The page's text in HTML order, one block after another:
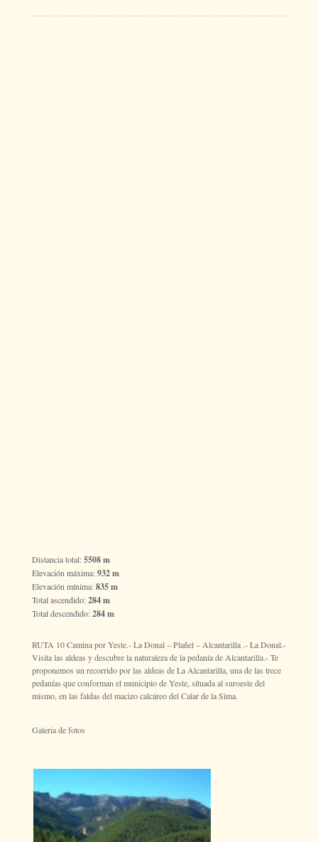
Distancia total:5508 m
Elevación máxima:932 m
Elevación mínima:835 m
Total ascendido:284 m
Total descendido:284 m
RUTA 10 Camina por Yeste.- La Donal – Plañel – Alcantarilla .- La Donal.-
Visita las aldeas y descubre la naturaleza de la pedanía de Alcantarilla.- Te
proponemos un recorrido por las aldeas de La Alcantarilla, una de las trece
pedanías que conforman el municipio de Yeste, situada al suroeste del
mismo, en las faldas del macizo calcáreo del Calar de la Sima.
Galeria de fotos